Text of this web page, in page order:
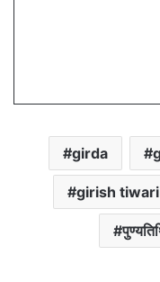
girda
girish